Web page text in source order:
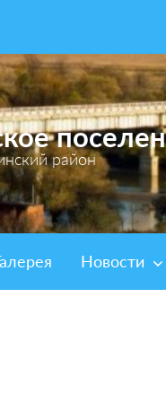
район
Новости